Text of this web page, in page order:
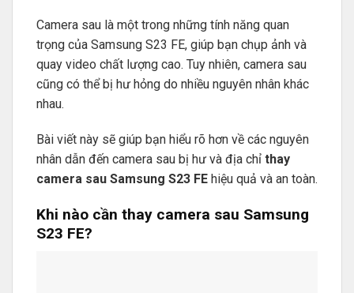
Camera sau là một trong những tính năng quan
trọng của Samsung S23 FE, giúp bạn chụp ảnh và
quay video chất lượng cao. Tuy nhiên, camera sau
cũng có thể bị hư hỏng do nhiều nguyên nhân khác
nhau.
Bài viết này sẽ giúp bạn hiểu rõ hơn về các nguyên
nhân dẫn đến camera sau bị hư và địa chỉ thay
camera sau Samsung S23 FE hiệu quả và an toàn.
Khi nào cần thay camera sau Samsung
S23 FE?